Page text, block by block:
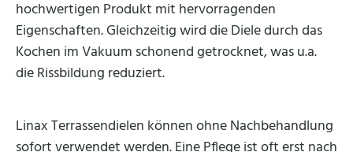
hochwertigen Produkt mit hervorragenden
Eigenschaften. Gleichzeitig wird die Diele durch das
Kochen im Vakuum schonend getrocknet, was u.a.
die Rissbildung reduziert.
Linax Terrassendielen können ohne Nachbehandlung